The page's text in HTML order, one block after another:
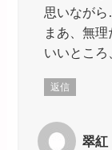
思いながら
まあ、無
いいところ
返信
翠紅